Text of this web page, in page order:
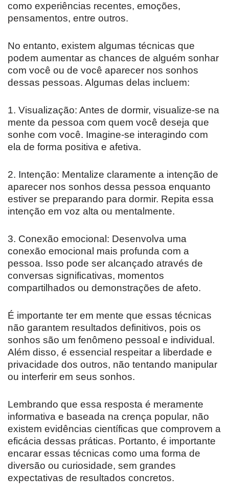
como experiências recentes, emoções,
pensamentos, entre outros.
No entanto, existem algumas técnicas que
podem aumentar as chances de alguém sonhar
com você ou de você aparecer nos sonhos
dessas pessoas. Algumas delas incluem:
1. Visualização: Antes de dormir, visualize-se na
mente da pessoa com quem você deseja que
sonhe com você. Imagine-se interagindo com
ela de forma positiva e afetiva.
2. Intenção: Mentalize claramente a intenção de
aparecer nos sonhos dessa pessoa enquanto
estiver se preparando para dormir. Repita essa
intenção em voz alta ou mentalmente.
3. Conexão emocional: Desenvolva uma
conexão emocional mais profunda com a
pessoa. Isso pode ser alcançado através de
conversas significativas, momentos
compartilhados ou demonstrações de afeto.
É importante ter em mente que essas técnicas
não garantem resultados definitivos, pois os
sonhos são um fenômeno pessoal e individual.
Além disso, é essencial respeitar a liberdade e
privacidade dos outros, não tentando manipular
ou interferir em seus sonhos.
Lembrando que essa resposta é meramente
informativa e baseada na crença popular, não
existem evidências científicas que comprovem a
eficácia dessas práticas. Portanto, é importante
encarar essas técnicas como uma forma de
diversão ou curiosidade, sem grandes
expectativas de resultados concretos.